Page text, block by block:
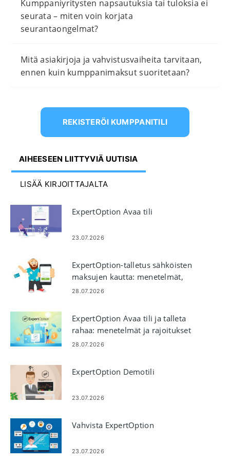
Kumppaniyritysten napsautuksia tai tuloksia ei
seurata – miten voin korjata
seurantaongelmat?
Mitä asiakirjoja ja vahvistusvaiheita tarvitaan,
ennen kuin kumppanimaksut suoritetaan?
REKISTERÖI KUMPPANITILI
AIHEESEEN LIITTYVIÄ UUTISIA
LISÄÄ KIRJOITTAJALTA
ExpertOption Avaa tili
23.07.2026
ExpertOption-talletus sähköisten
maksujen kautta: menetelmät,
rajoitukset ja käsittelyajat
28.07.2026
ExpertOption Avaa tili ja talleta
rahaa: menetelmät ja rajoitukset
28.07.2026
ExpertOption Demotili
23.07.2026
Vahvista ExpertOption
23.07.2026